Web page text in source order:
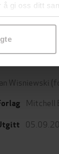
å gi oss ditt
ved å
Wisniewski
Mitchell